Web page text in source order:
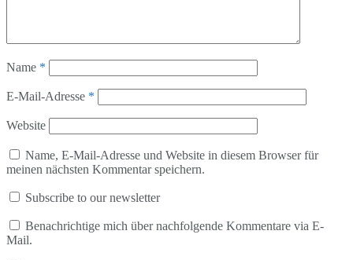
Name *
E-Mail-Adresse *
Website
Name, E-Mail-Adresse und Website in diesem Browser für
meinen nächsten Kommentar speichern.
Subscribe to our newsletter
Benachrichtige mich über nachfolgende Kommentare via E-
Mail.